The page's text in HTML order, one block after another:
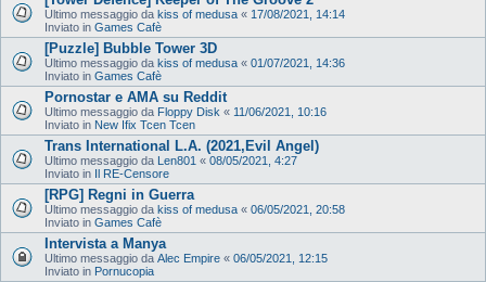
Ultimo messaggio da kiss of medusa « 17/08/2021, 14:14
Inviato in Games Cafè
[Puzzle] Bubble Tower 3D
Ultimo messaggio da kiss of medusa « 01/07/2021, 14:36
Inviato in Games Cafè
Pornostar e AMA su Reddit
Ultimo messaggio da Floppy Disk « 11/06/2021, 10:16
Inviato in New Ifix Tcen Tcen
Trans International L.A. (2021,Evil Angel)
Ultimo messaggio da Len801 « 08/05/2021, 4:27
Inviato in Il RE-Censore
[RPG] Regni in Guerra
Ultimo messaggio da kiss of medusa « 06/05/2021, 20:58
Inviato in Games Cafè
Intervista a Manya
Ultimo messaggio da Alec Empire « 06/05/2021, 12:15
Inviato in Pornucopia